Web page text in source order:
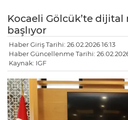
Kocaeli Gölcük’te dijital
başlıyor
Haber Giriş Tarihi: 26.02.2026 16:13
Haber Güncellenme Tarihi: 26.02.2026
Kaynak: IGF